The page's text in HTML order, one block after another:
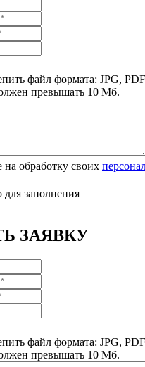
файл формата: JPG,
превышать 10 Мб.
на обработку своих
для заполнения
ЗАЯВКУ
файл формата: JPG,
превышать 10 Мб.